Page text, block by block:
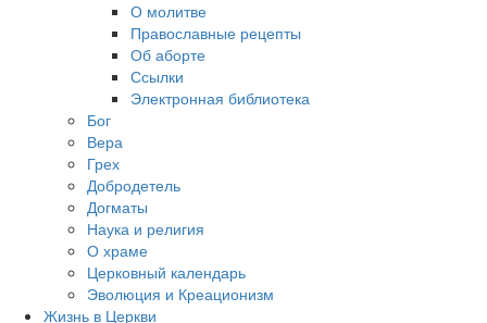
О молитве
Православные рецепты
Об аборте
Ссылки
Электронная библиотека
Бог
Вера
Грех
Добродетель
Догматы
Наука и религия
О храме
Церковный календарь
Эволюция и Креационизм
Жизнь в Церкви